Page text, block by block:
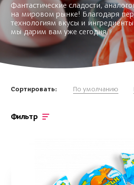
Фантастические сладости,
на мировом рынке! Благодаря
технологиям вкусы и
мы дарим вам уже сегодня.
Фильтр
Сортировать: По умолчанию